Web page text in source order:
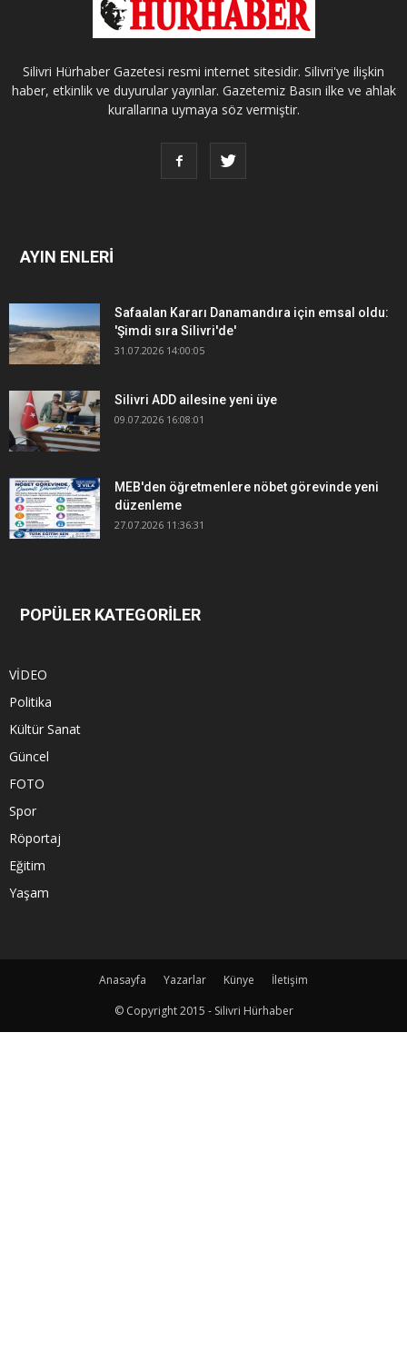
Silivri Hürhaber Gazetesi resmi internet sitesidir. Silivri'ye ilişkin
haber, etkinlik ve duyurular yayınlar. Gazetemiz Basın ilke ve ahlak
kurallarına uymaya söz vermiştir.
AYIN ENLERİ
Safaalan Kararı Danamandıra için emsal oldu:
'Şimdi sıra Silivri'de'
31.07.2026 14:00:05
Silivri ADD ailesine yeni üye
09.07.2026 16:08:01
MEB'den öğretmenlere nöbet görevinde yeni
düzenleme
27.07.2026 11:36:31
POPÜLER KATEGORİLER
VİDEO
Politika
Kültür Sanat
Güncel
FOTO
Spor
Röportaj
Eğitim
Yaşam
Anasayfa Yazarlar Künye
İletişim
© Copyright 2015 - Silivri Hürhaber